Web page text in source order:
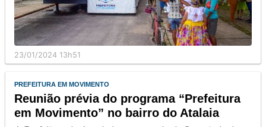
23/01/2024 13h51
PREFEITURA EM MOVIMENTO
Reunião prévia do programa “Prefeitura
em Movimento” no bairro do Atalaia